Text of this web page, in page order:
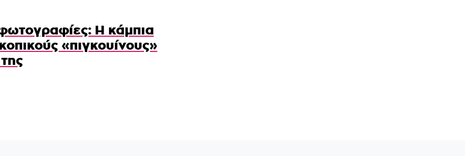
Η κάμπια
«πιγκουίνους»